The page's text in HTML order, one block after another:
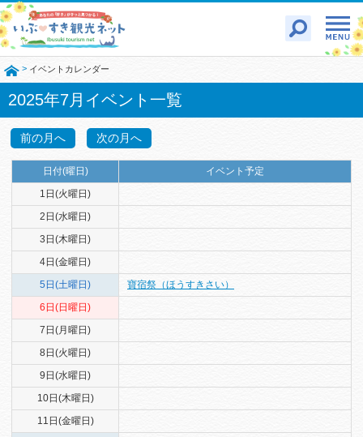
> イベントカレンダー
2025年7月イベント一覧
前の月へ 次の月へ
日付(曜日)
イベント予定
1日(火曜日)
2日(水曜日)
3日(木曜日)
4日(金曜日)
5日(土曜日)
寶宿祭（ほうすきさい）
6日(日曜日)
7日(月曜日)
8日(火曜日)
9日(水曜日)
10日(木曜日)
11日(金曜日)